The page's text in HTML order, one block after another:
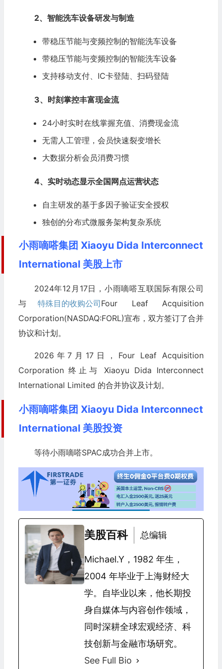
2、智能洗车设备研发与制造
带稳压节能与变频控制的智能洗车设备
带稳压节能与变频控制的智能洗车设备
支持移动支付、IC卡登陆、扫码登陆
3、时刻掌控丰富现金流
24小时实时在线掌握充值、消费现金流
无需人工管理，会员快速裂变增长
大数据分析会员消费习惯
4、实时动态显示全国网点运营状态
自主研发的基于多因子验证安全授权
独创的分布式微服务架构复杂系统
小雨嘀嗒集团 Xiaoyu Dida Interconnect
International 美股上市
2024年12月17日，小雨嘀嗒互联国际有限公司
与特殊目的收购公司Four Leaf Acquisition
Corporation(NASDAQ:FORL)宣布，双方签订了合并
协议和计划。
2026年7月17日，Four Leaf Acquisition
Corporation 终止与 Xiaoyu Dida Interconnect
International Limited 的合并协议及计划。
小雨嘀嗒集团 Xiaoyu Dida Interconnect
International 美股投资
等待小雨嘀嗒SPAC成功合并上市。
美股百科 总编辑
Michael.Y，1982 年生，
2004 年毕业于上海财经大
学。自毕业以来，他长期投
身自媒体与内容创作领域，
同时深耕全球宏观经济、科
技创新与金融市场研究。
See Full Bio